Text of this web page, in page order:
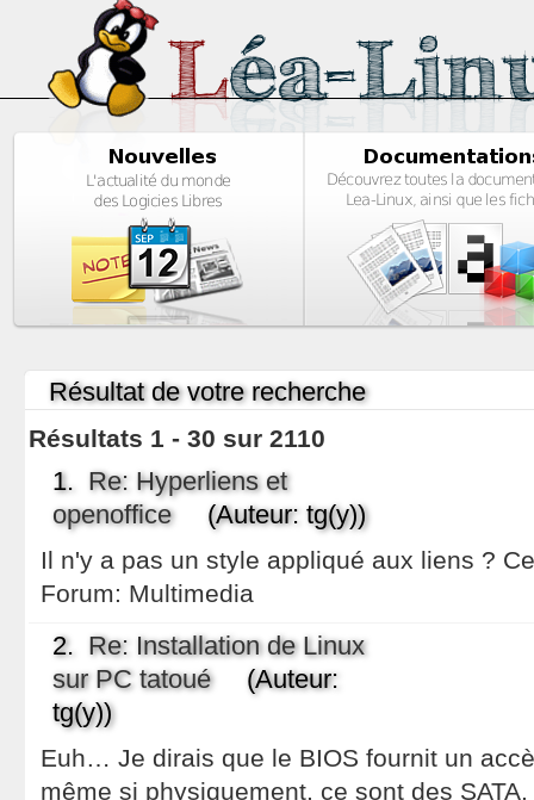
Résultat de votre recherche
Résultats 1 - 30 sur 2110
1. Re: Hyperliens et
openoffice(Auteur: tg(y))
Il n'y a pas un style appliqué aux liens ?
Forum: Multimedia
2. Re: Installation de Linux
sur PC tatoué(Auteur:
tg(y))
Euh… Je dirais que le BIOS fournit un
même si physiquement, ce sont des SATA.